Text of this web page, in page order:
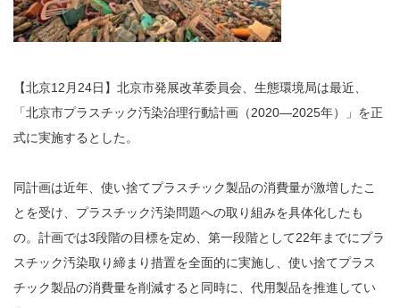
【北京12月24日】北京市発展改革委員会、生態環境局は最近、
「北京市プラスチック汚染治理行動計画（2020―2025年）」を正
式に実施するとした。
同計画は近年、使い捨てプラスチック製品の消費量が激増したこ
とを受け、プラスチック汚染問題への取り組みを具体化したも
の。計画では3段階の目標を定め、第一段階として22年までにプラ
スチック汚染取り締まり措置を全面的に実施し、使い捨てプラス
チック製品の消費量を削減すると同時に、代用製品を推進してい